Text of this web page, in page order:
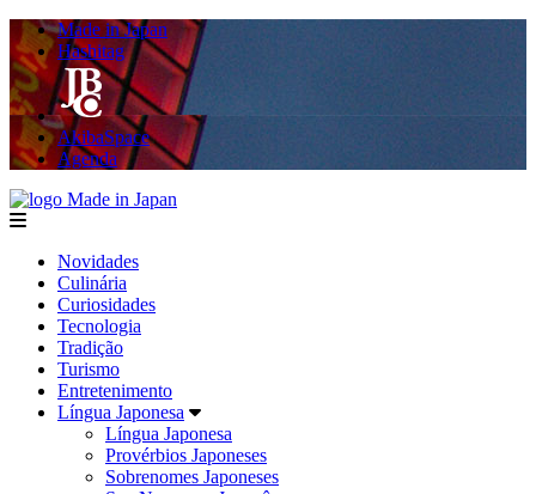
Made in Japan
Hashitag
AkibaSpace
Agenda
menu
Novidades
Culinária
Curiosidades
Tecnologia
Tradição
Turismo
Entretenimento
Língua Japonesa
Língua Japonesa
Provérbios Japoneses
Sobrenomes Japoneses